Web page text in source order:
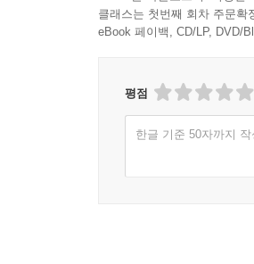
클래스는 첫번째 회차 주문
eBook 페이백, CD/LP, DVD/
평점
한글 기준 50자까지 작